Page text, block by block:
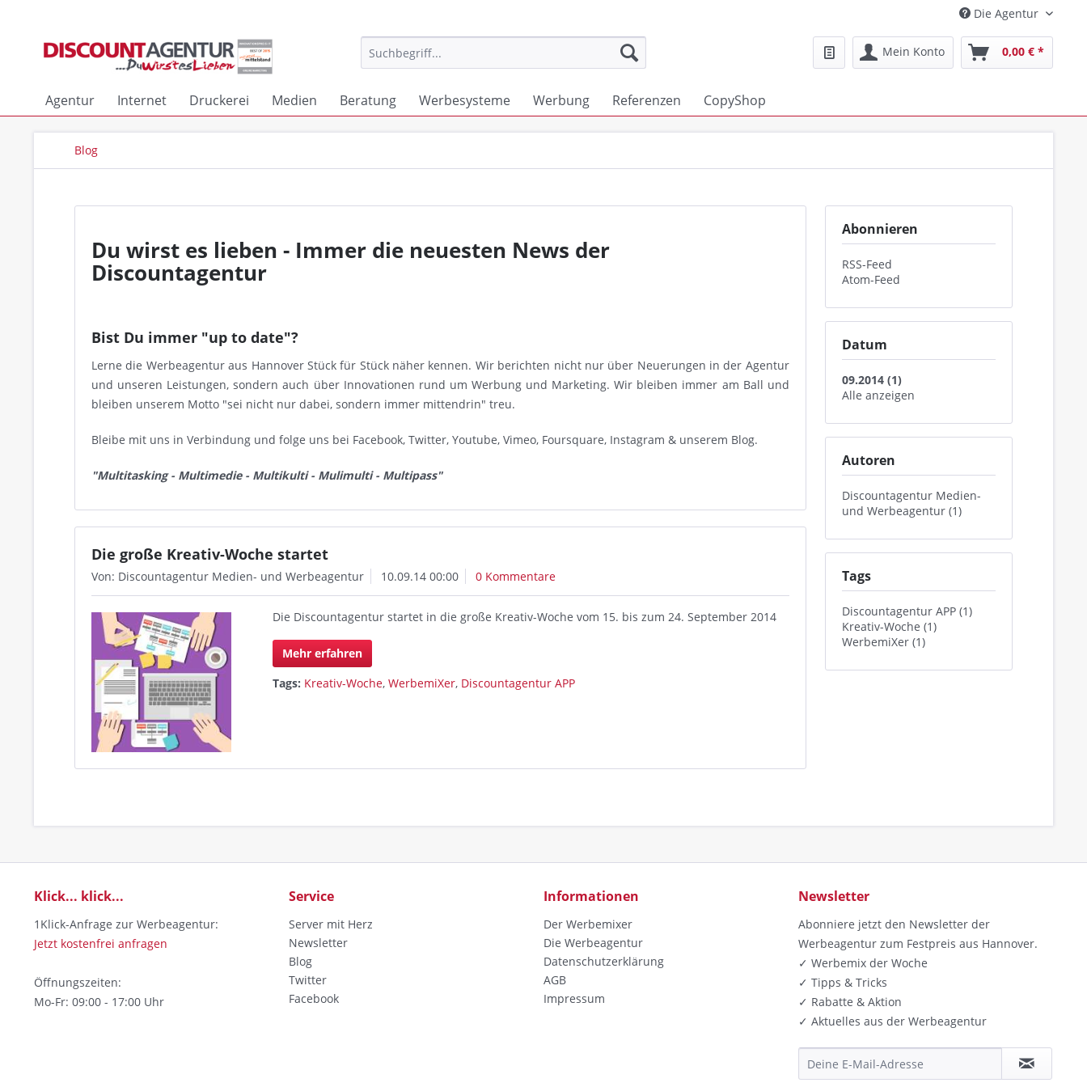
Die Agentur
Mein Konto 0,00 € *
Agentur Internet Druckerei Medien Beratung Werbesysteme Werbung Referenzen CopyShop
Blog
Abonnieren
RSS-Feed
Atom-Feed
Datum
09.2014 (1)
Alle anzeigen
Autoren
Discountagentur Medien-
und Werbeagentur (1)
Tags
Discountagentur APP (1)
Kreativ-Woche (1)
WerbemiXer (1)
Du wirst es lieben - Immer die neuesten News der
Discountagentur
Bist Du immer "up to date"?
Lerne die Werbeagentur aus Hannover Stück für Stück näher kennen. Wir berichten nicht nur über Neuerungen in der Agentur
und unseren Leistungen, sondern auch über Innovationen rund um Werbung und Marketing. Wir bleiben immer am Ball und
bleiben unserem Motto "sei nicht nur dabei, sondern immer mittendrin" treu.
Bleibe mit uns in Verbindung und folge uns bei Facebook, Twitter, Youtube, Vimeo, Foursquare, Instagram & unserem Blog.
"Multitasking - Multimedie - Multikulti - Mulimulti - Multipass"
Die große Kreativ-Woche startet
Von: Discountagentur Medien- und Werbeagentur 10.09.14 00:00 0 Kommentare
Die Discountagentur startet in die große Kreativ-Woche vom 15. bis zum 24. September 2014
Mehr erfahren
Tags: Kreativ-Woche,WerbemiXer, Discountagentur APP
Klick... klick...
1Klick-Anfrage zur Werbeagentur:
Jetzt kostenfrei anfragen
Öffnungszeiten:
Mo-Fr: 09:00 - 17:00 Uhr
Service
Server mit Herz
Newsletter
Blog
Twitter
Facebook
Informationen
Der Werbemixer
Die Werbeagentur
Datenschutzerklärung
AGB
Impressum
Newsletter
Abonniere jetzt den Newsletter der
Werbeagentur zum Festpreis aus Hannover.
✓ Werbemix der Woche
✓ Tipps & Tricks
✓ Rabatte & Aktion
✓ Aktuelles aus der Werbeagentur